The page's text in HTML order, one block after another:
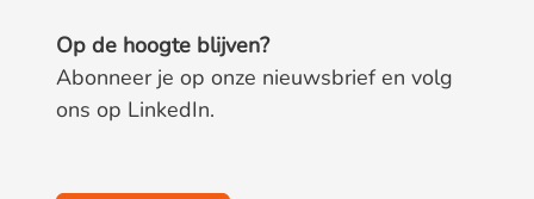
Op de hoogte blijven?
Abonneer je op onze nieuwsbrief en volg
ons op LinkedIn.